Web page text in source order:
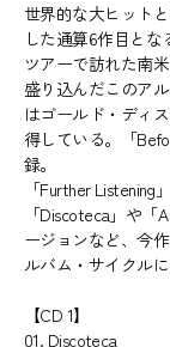
世界的な大ヒット
した通算6作目とな
ツアーで訪れた南
盛り込んだこのア
はゴールド・ディ
得している。「
録。
「Further Listening
「Discoteca」や
ージョンなど、今
ルバム・サイクル
【CD 1】
01. Discoteca